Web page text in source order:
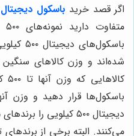
اگر قصد خرید باسکول دیجیتال
شده‌اند و وزن کالاهای سنگین
باسکول‌ها قرار دهید و وزن
دیجیتال ۵۰۰ کیلویی را